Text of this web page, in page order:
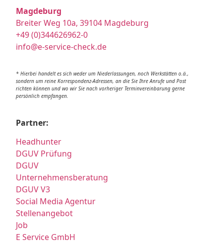
Magdeburg
Breiter Weg 10a, 39104 Magdeburg
+49 (0)344626962-0
info@e-service-check.de
* Hierbei handelt es sich weder um Niederlassungen, noch Werkstätten o.ä.,
sondern um reine Korrespondenz-Adressen, an die Sie Ihre Anrufe und Post
richten können und wo wir Sie nach vorheriger Terminvereinbarung gerne
persönlich empfangen.
Partner:
Headhunter
DGUV Prüfung
DGUV
Unternehmensberatung
DGUV V3
Social Media Agentur
Stellenangebot
Job
E Service GmbH